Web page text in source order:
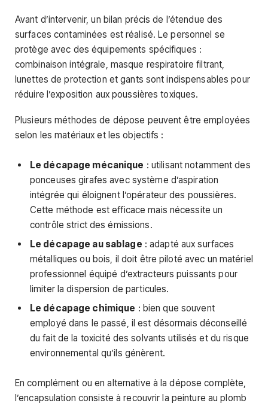
Avant d’intervenir, un bilan précis de l’étendue des
surfaces contaminées est réalisé. Le personnel se
protège avec des équipements spécifiques :
combinaison intégrale, masque respiratoire filtrant,
lunettes de protection et gants sont indispensables pour
réduire l’exposition aux poussières toxiques.
Plusieurs méthodes de dépose peuvent être employées
selon les matériaux et les objectifs :
Le décapage mécanique : utilisant notamment des
ponceuses girafes avec système d’aspiration
intégrée qui éloignent l’opérateur des poussières.
Cette méthode est efficace mais nécessite un
contrôle strict des émissions.
Le décapage au sablage : adapté aux surfaces
métalliques ou bois, il doit être piloté avec un matériel
professionnel équipé d’extracteurs puissants pour
limiter la dispersion de particules.
Le décapage chimique : bien que souvent
employé dans le passé, il est désormais déconseillé
du fait de la toxicité des solvants utilisés et du risque
environnemental qu’ils génèrent.
En complément ou en alternative à la dépose complète,
l’encapsulation consiste à recouvrir la peinture au plomb